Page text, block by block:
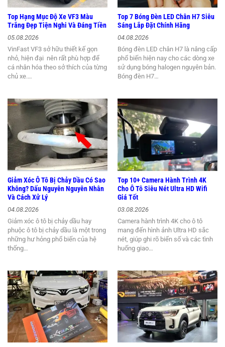
Top Hạng Mục Độ Xe VF3 Màu
Trắng Đẹp Tiện Nghi Và Đáng Tiền
05.08.2026
VinFast VF3 sở hữu thiết kế gọn
nhỏ, hiện đại nên rất phù hợp để
cá nhân hóa theo sở thích của từng
chủ xe.…
Top 7 Bóng Đèn LED Chân H7 Siêu
Sáng Lắp Đặt Chính Hãng
04.08.2026
Bóng đèn LED chân H7 là nâng cấp
phổ biến hiện nay cho các dòng xe
sử dụng bóng halogen nguyên bản.
Bóng đèn H7…
Giảm Xóc Ô Tô Bị Chảy Dầu Có Sao
Không? Dấu Nguyên Nguyên Nhân
Và Cách Xử Lý
04.08.2026
Giảm xóc ô tô bị chảy dầu hay
phuộc ô tô bị chảy dầu là một trong
những hư hỏng phổ biến của hệ
thống…
Top 10+ Camera Hành Trình 4K
Cho Ô Tô Siêu Nét Ultra HD Wifi
Giá Tốt
03.08.2026
Camera hành trình 4K cho ô tô
mang đến hình ảnh Ultra HD sắc
nét, giúp ghi rõ biển số và các tình
huống giao…